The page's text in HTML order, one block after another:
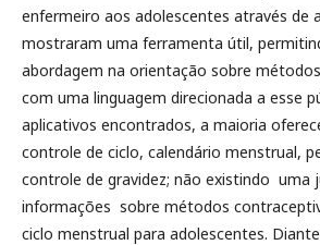
enfermeiro aos adolescentes através de
mostraram uma ferramenta útil,
abordagem na orientação sobre
com uma linguagem direcionada a esse
aplicativos encontrados, a maioria
controle de ciclo, calendário menstrual,
controle de gravidez; não existindo uma
informações sobre métodos
ciclo menstrual para adolescentes.